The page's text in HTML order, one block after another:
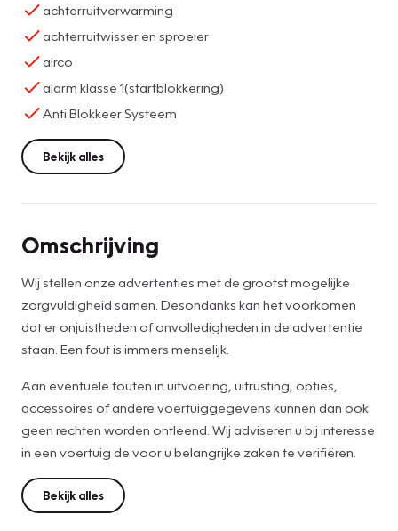
achterruitverwarming
achterruitwisser en sproeier
airco
alarm klasse 1(startblokkering)
Anti Blokkeer Systeem
Bekijk alles
Omschrijving
Wij stellen onze advertenties met de grootst mogelijke
zorgvuldigheid samen. Desondanks kan het voorkomen
dat er onjuistheden of onvolledigheden in de advertentie
staan. Een fout is immers menselijk.
Aan eventuele fouten in uitvoering, uitrusting, opties,
accessoires of andere voertuiggegevens kunnen dan ook
geen rechten worden ontleend. Wij adviseren u bij interesse
in een voertuig de voor u belangrijke zaken te verifiëren.
Bekijk alles